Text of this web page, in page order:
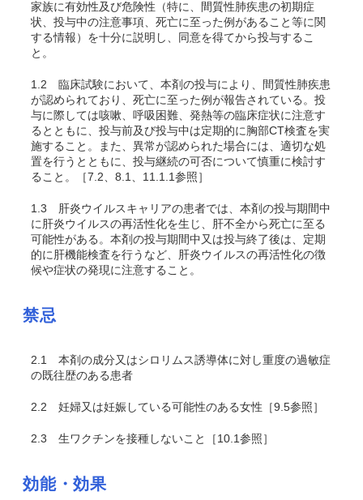
家族に有効性及び危険性（特に、間質性肺疾患の初期症
状、投与中の注意事項、死亡に至った例があること等に関
する情報）を十分に説明し、同意を得てから投与するこ
と。
1.2 臨床試験において、本剤の投与により、間質性肺疾患
が認められており、死亡に至った例が報告されている。投
与に際しては咳嗽、呼吸困難、発熱等の臨床症状に注意す
るとともに、投与前及び投与中は定期的に胸部CT検査を実
施すること。また、異常が認められた場合には、適切な処
置を行うとともに、投与継続の可否について慎重に検討す
ること。［7.2、8.1、11.1.1参照］
1.3 肝炎ウイルスキャリアの患者では、本剤の投与期間中
に肝炎ウイルスの再活性化を生じ、肝不全から死亡に至る
可能性がある。本剤の投与期間中又は投与終了後は、定期
的に肝機能検査を行うなど、肝炎ウイルスの再活性化の徴
候や症状の発現に注意すること。
禁忌
2.1
本剤の成分又はシロリムス誘導体に対し重度の過敏症
の既往歴のある患者
2.2 妊婦又は妊娠している可能性のある女性［9.5参照］
2.3 生ワクチンを接種しないこと［10.1参照］
効能・効果